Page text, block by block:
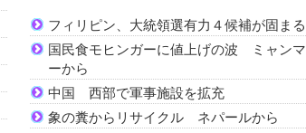
フィリピン、大統領選有力４候補が固まる
国民食モヒンガーに値上げの波 ミャンマ
ーから
中国 西部で軍事施設を拡充
象の糞からリサイクル ネパールから